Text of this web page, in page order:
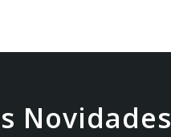
Novidades